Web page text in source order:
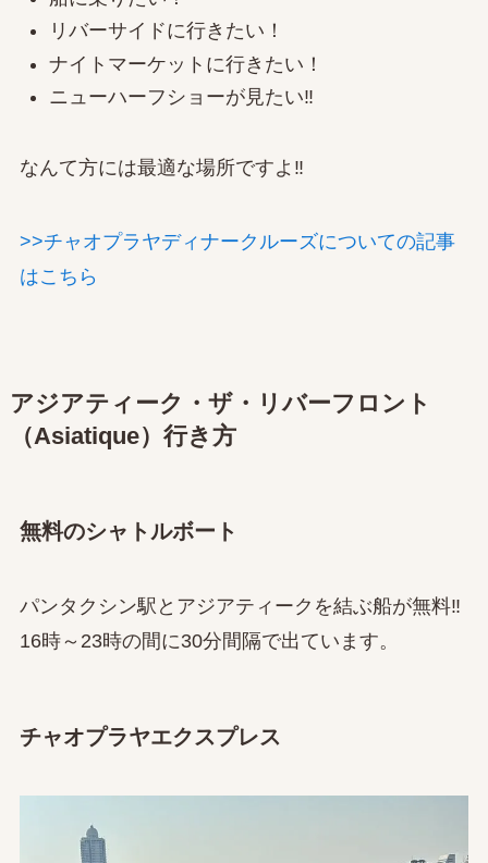
リバーサイドに行きたい！
ナイトマーケットに行きたい！
ニューハーフショーが見たい‼
なんて方には最適な場所ですよ‼
>>チャオプラヤディナークルーズについての記事
はこちら
アジアティーク・ザ・リバーフロント
（Asiatique）行き方
無料のシャトルボート
パンタクシン駅とアジアティークを結ぶ船が無料‼
16時～23時の間に30分間隔で出ています。
チャオプラヤエクスプレス